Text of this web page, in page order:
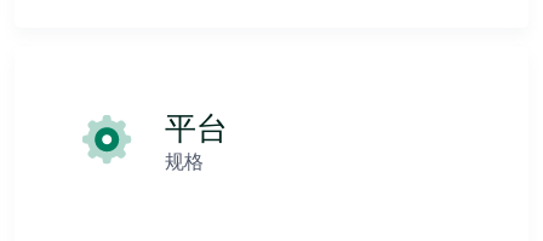
平台
规格